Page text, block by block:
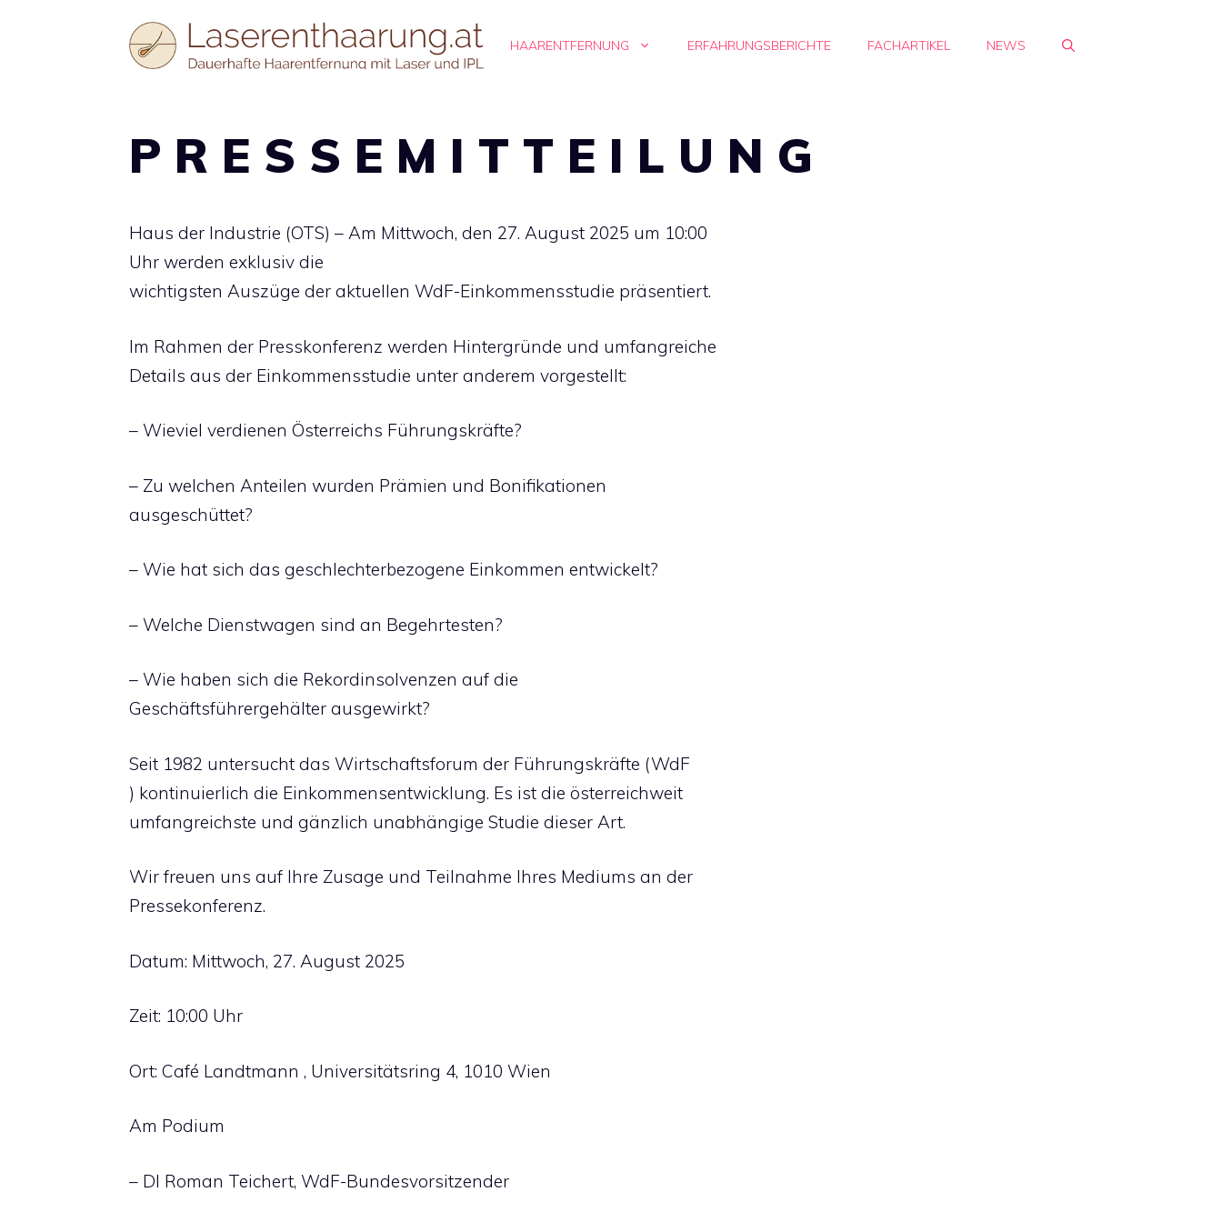
HAARENTFERNUNG ERFAHRUNGSBERICHTE FACHARTIKEL NEWS
P R E S S E M I T T E I L U N G
Haus der Industrie (OTS) – Am Mittwoch, den 27. August 2025 um 10:00
Uhr werden exklusiv die
wichtigsten Auszüge der aktuellen WdF-Einkommensstudie präsentiert.
Im Rahmen der Presskonferenz werden Hintergründe und umfangreiche
Details aus der Einkommensstudie unter anderem vorgestellt:
– Wieviel verdienen Österreichs Führungskräfte?
– Zu welchen Anteilen wurden Prämien und Bonifikationen
ausgeschüttet?
– Wie hat sich das geschlechterbezogene Einkommen entwickelt?
– Welche Dienstwagen sind an Begehrtesten?
– Wie haben sich die Rekordinsolvenzen auf die
Geschäftsführergehälter ausgewirkt?
Seit 1982 untersucht das Wirtschaftsforum der Führungskräfte (WdF
) kontinuierlich die Einkommensentwicklung. Es ist die österreichweit
umfangreichste und gänzlich unabhängige Studie dieser Art.
Wir freuen uns auf Ihre Zusage und Teilnahme Ihres Mediums an der
Pressekonferenz.
Datum: Mittwoch, 27. August 2025
Zeit: 10:00 Uhr
Ort: Café Landtmann , Universitätsring 4, 1010 Wien
Am Podium
– DI Roman Teichert, WdF-Bundesvorsitzender